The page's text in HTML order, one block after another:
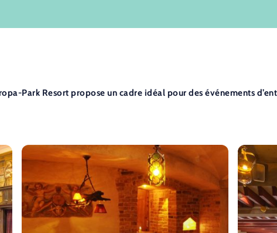
Park Resort propose un cadre idéal pour des événements